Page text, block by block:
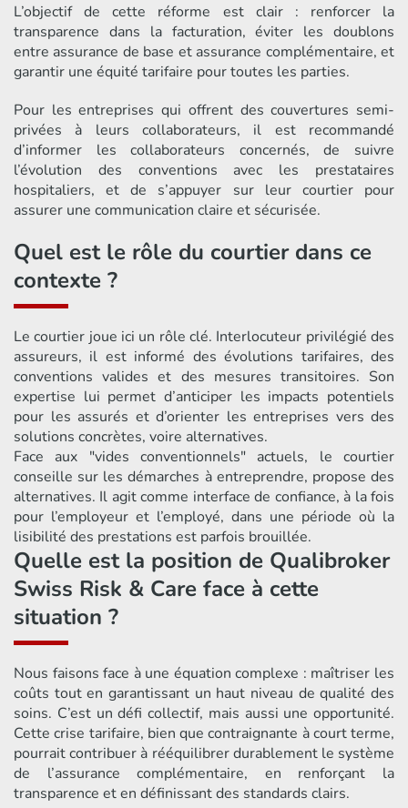
L’objectif de cette réforme est clair : renforcer la
transparence dans la facturation, éviter les doublons
entre assurance de base et assurance complémentaire, et
garantir une équité tarifaire pour toutes les parties.
Pour les entreprises qui offrent des couvertures semi-
privées à leurs collaborateurs, il est recommandé
d’informer les collaborateurs concernés, de suivre
l’évolution des conventions avec les prestataires
hospitaliers, et de s’appuyer sur leur courtier pour
assurer une communication claire et sécurisée.
Quel est le rôle du courtier dans ce
contexte ?
Le courtier joue ici un rôle clé. Interlocuteur privilégié des
assureurs, il est informé des évolutions tarifaires, des
conventions valides et des mesures transitoires. Son
expertise lui permet d’anticiper les impacts potentiels
pour les assurés et d’orienter les entreprises vers des
solutions concrètes, voire alternatives.
Face aux "vides conventionnels" actuels, le courtier
conseille sur les démarches à entreprendre, propose des
alternatives. Il agit comme interface de confiance, à la fois
pour l’employeur et l’employé, dans une période où la
lisibilité des prestations est parfois brouillée.
Quelle est la position de Qualibroker
Swiss Risk & Care face à cette
situation ?
Nous faisons face à une équation complexe : maîtriser les
coûts tout en garantissant un haut niveau de qualité des
soins. C’est un défi collectif, mais aussi une opportunité.
Cette crise tarifaire, bien que contraignante à court terme,
pourrait contribuer à rééquilibrer durablement le système
de l’assurance complémentaire, en renforçant la
transparence et en définissant des standards clairs.